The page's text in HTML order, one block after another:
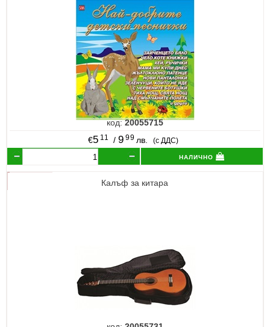
код:20055715
€5 11 / 9 99 лв. (с ДДС)
налично
Калъф за китара